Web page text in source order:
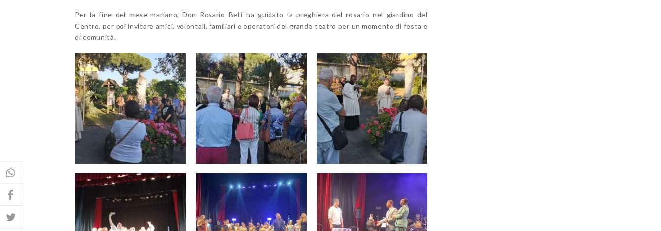
Per la fine del mese mariano, Don Rosario Belli ha guidato la preghiera del rosario nel giardino del
Centro, per poi invitare amici, volontali, familiari e operatori del grande teatro per un momento di festa e
di comunità.